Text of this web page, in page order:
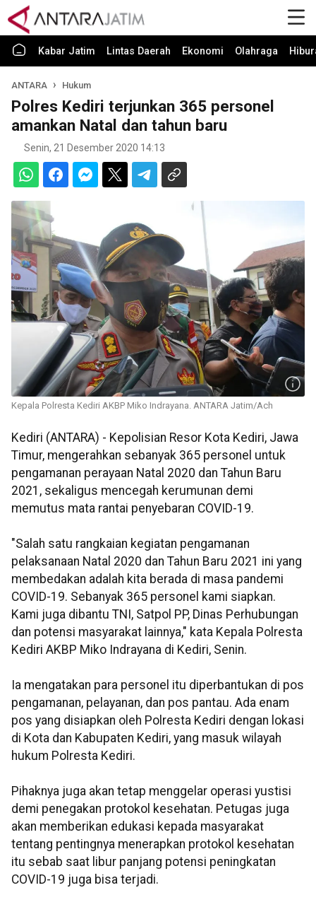
Kabar Jatim Lintas Daerah Ekonomi Olahraga
ANTARA Hukum
Polres Kediri terjunkan 365 personel
amankan Natal dan tahun baru
Senin, 21 Desember 2020 14:13
Kepala Polresta Kediri AKBP Miko Indrayana. ANTARA Jatim/Ach
Kediri (ANTARA) - Kepolisian Resor Kota Kediri, Jawa
Timur, mengerahkan sebanyak 365 personel untuk
pengamanan perayaan Natal 2020 dan Tahun Baru
2021, sekaligus mencegah kerumunan demi
memutus mata rantai penyebaran COVID-19.
"Salah satu rangkaian kegiatan pengamanan
pelaksanaan Natal 2020 dan Tahun Baru 2021 ini yang
membedakan adalah kita berada di masa pandemi
COVID-19. Sebanyak 365 personel kami siapkan.
Kami juga dibantu TNI, Satpol PP, Dinas Perhubungan
dan potensi masyarakat lainnya," kata Kepala Polresta
Kediri AKBP Miko Indrayana di Kediri, Senin.
Ia mengatakan para personel itu diperbantukan di pos
pengamanan, pelayanan, dan pos pantau. Ada enam
pos yang disiapkan oleh Polresta Kediri dengan lokasi
di Kota dan Kabupaten Kediri, yang masuk wilayah
hukum Polresta Kediri.
Pihaknya juga akan tetap menggelar operasi yustisi
demi penegakan protokol kesehatan. Petugas juga
akan memberikan edukasi kepada masyarakat
tentang pentingnya menerapkan protokol kesehatan
itu sebab saat libur panjang potensi peningkatan
COVID-19 juga bisa terjadi.